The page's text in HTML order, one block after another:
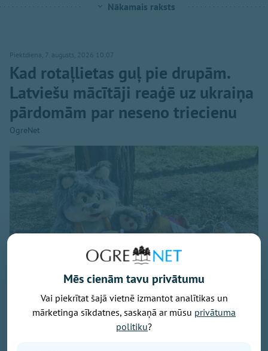
Nākamais raksts
Piektdiena, 7. augusts, 2026 10:07
Kad rotaļlietas guļ pie drupām.
Latviešu mācītāji reaģē uz ukraiņa
pārdomām par neseno triecienu
OgreNet
Mēs cienām tavu privātumu
Vai piekrītat šajā vietnē izmantot analītikas un
mārketinga sīkdatnes, saskaņā ar mūsu privātuma
politiku?